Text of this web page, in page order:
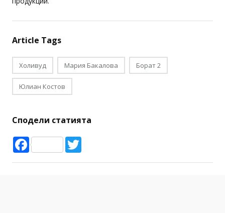
Article Tags
Холивуд Мария Бакалова Борат 2
Юлиан Костов
Сподели статията
Facebook